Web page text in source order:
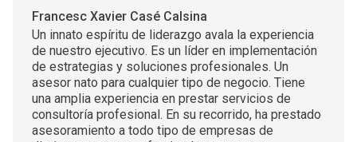
Francesc Xavier Casé Calsina
Un innato espíritu de liderazgo avala la experiencia
de nuestro ejecutivo. Es un líder en implementación
de estrategias y soluciones profesionales. Un
asesor nato para cualquier tipo de negocio. Tiene
una amplia experiencia en prestar servicios de
consultoría profesional. En su recorrido, ha prestado
asesoramiento a todo tipo de empresas de